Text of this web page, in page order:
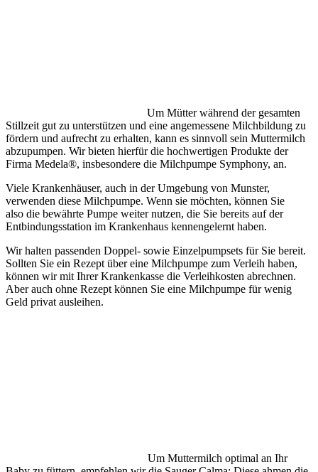
Um Mütter während der gesamten
Stillzeit gut zu unterstützen und eine angemessene Milchbildung zu
fördern und aufrecht zu erhalten, kann es sinnvoll sein Muttermilch
abzupumpen. Wir bieten hierfür die hochwertigen Produkte der
Firma Medela®, insbesondere die Milchpumpe Symphony, an.
Viele Krankenhäuser, auch in der Umgebung von Munster,
verwenden diese Milchpumpe. Wenn sie möchten, können Sie
also die bewährte Pumpe weiter nutzen, die Sie bereits auf der
Entbindungsstation im Krankenhaus kennengelernt haben.
Wir halten passenden Doppel- sowie Einzelpumpsets für Sie bereit.
Sollten Sie ein Rezept über eine Milchpumpe zum Verleih haben,
können wir mit Ihrer Krankenkasse die Verleihkosten abrechnen.
Aber auch ohne Rezept können Sie eine Milchpumpe für wenig
Geld privat ausleihen.
Um Muttermilch optimal an Ihr